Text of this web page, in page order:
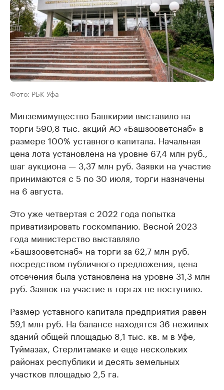
Фото: РБК Уфа
Минземимущество Башкирии выставило на
торги 590,8 тыс. акций АО «Башзооветснаб» в
размере 100% уставного капитала. Начальная
цена лота установлена на уровне 67,4 млн руб.,
шаг аукциона — 3,37 млн руб. Заявки на участие
принимаются с 5 по 30 июля, торги назначены
на 6 августа.
Это уже четвертая с 2022 года попытка
приватизировать госкомпанию. Весной 2023
года министерство выставляло
«Башзооветснаб» на торги за 62,7 млн руб.
посредством публичного предложения, цена
отсечения была установлена на уровне 31,3 млн
руб. Заявок на участие в торгах не поступило.
Размер уставного капитала предприятия равен
59,1 млн руб. На балансе находятся 36 нежилых
зданий общей площадью 8,1 тыс. кв. м в Уфе,
Туймазах, Стерлитамаке и еще нескольких
районах республики и десять земельных
участков площадью 2,5 га.